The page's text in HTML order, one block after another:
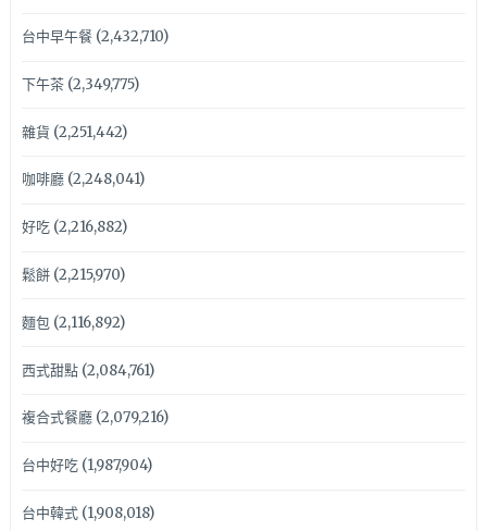
台中早午餐(2,432,710)
下午茶(2,349,775)
雜貨 (2,251,442)
咖啡廳(2,248,041)
好吃(2,216,882)
鬆餅(2,215,970)
麵包(2,116,892)
西式甜點(2,084,761)
複合式餐廳(2,079,216)
台中好吃(1,987,904)
台中韓式(1,908,018)